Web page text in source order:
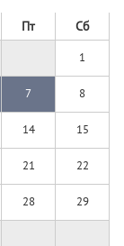
Пт Сб
1
7 8
14 15
21 22
28 29